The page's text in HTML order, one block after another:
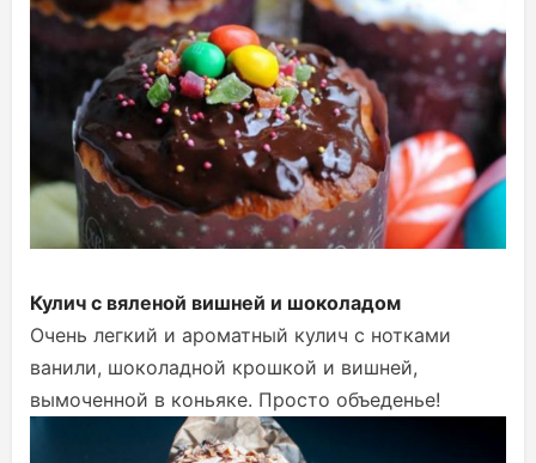
Кулич с вяленой вишней и шоколадом
Очень легкий и ароматный кулич с нотками
ванили, шоколадной крошкой и вишней,
вымоченной в коньяке. Просто объеденье!